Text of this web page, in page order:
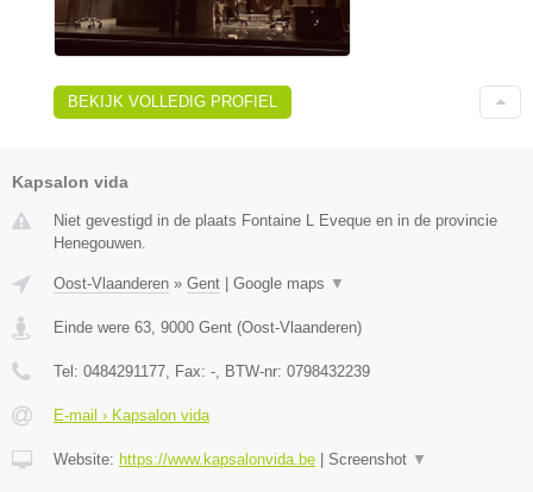
BEKIJK VOLLEDIG PROFIEL
Kapsalon vida
Niet gevestigd in de plaats Fontaine L Eveque en in de provincie
Henegouwen.
Oost-Vlaanderen » Gent Google maps ▼
Einde were 63, 9000 Gent (Oost-Vlaanderen)
Tel: 0484291177, Fax: -, BTW-nr: 0798432239
E-mail › Kapsalon vida
Website: https://www.kapsalonvida.be Screenshot ▼